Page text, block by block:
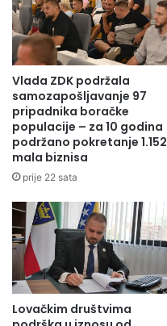
Vlada ZDK podržala
samozapošljavanje 97
pripadnika boračke
populacije – za 10 godina
podržano pokretanje 1.152
mala biznisa
prije 22 sata
Lovačkim društvima